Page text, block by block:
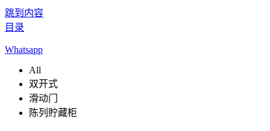
跳到内容
目录
Whatsapp
All
双开式
滑动门
陈列貯藏柜